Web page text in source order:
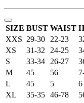
SIZE BUST WAIST
XXS 29-30 22-23
XS
31-32 24-25
S
33-34 26-27
M
45 56
L
45 5
6
XL
35-35 46-78